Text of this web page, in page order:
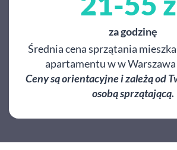
za godzinę
Średnia cena sprzątania
apartamentu w w
Ceny są orientacyjne i zależą od
osobą sprzątającą.